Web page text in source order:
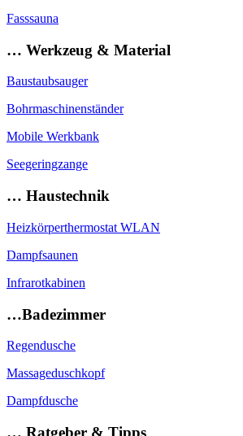
Fasssauna
… Werkzeug & Material
Baustaubsauger
Bohrmaschinenständer
Mobile Werkbank
Seegeringzange
… Haustechnik
Heizkörperthermostat WLAN
Dampfsaunen
Infrarotkabinen
…Badezimmer
Regendusche
Massageduschkopf
Dampfdusche
… Ratgeber & Tipps